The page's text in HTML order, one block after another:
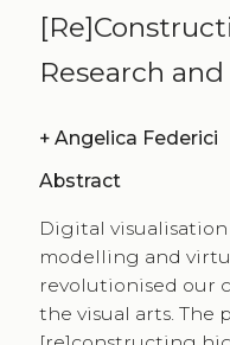
Research and
+ Angelica Federici
Abstract
Digital
modelling and
revolutionised our
the visual arts. The